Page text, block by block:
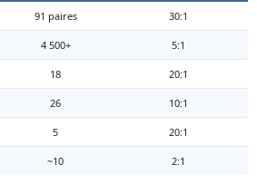
91 paires 30:1
4 500+ 5:1
18 20:1
26 10:1
5 20:1
~10 2:1